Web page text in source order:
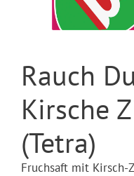
Rauch
Kirsche
(Tetra)
Fruchsaft mit Kirsch-